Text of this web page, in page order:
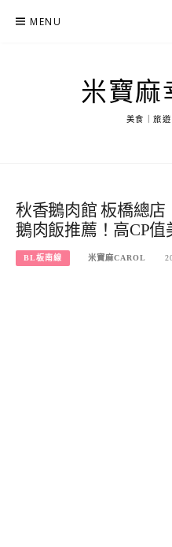
MENU
米寶麻
美食｜旅
秋香鵝肉館 板橋總
鵝肉飯推薦！高CP值
BL板南線 米寶麻CAROL